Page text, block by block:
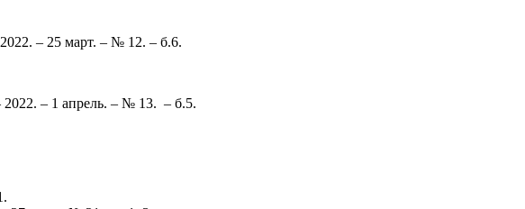
– 25 март. – № 12. – б.6.
– 1 апрель. – № 13. – б.5.